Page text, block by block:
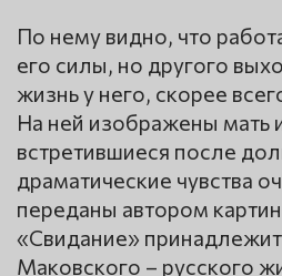
По нему видно, что
его силы, но другого
жизнь у него, скорее
На ней изображены мать
встретившиеся после
драматические чувства
переданы автором
«Свидание»
Маковского – русского